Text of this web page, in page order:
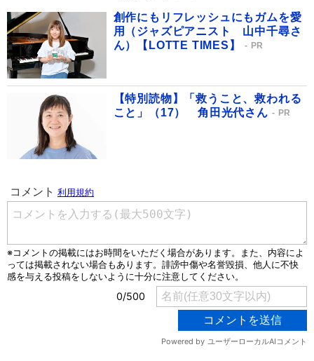
創作にもリフレッシュにもガムを愛
用（ジャズピアニスト 山中千尋さ
ん）【LOTTE TIMES】
PR
【特別読物】「救うこと、救われる
こと」（17） 角田光代さん
PR